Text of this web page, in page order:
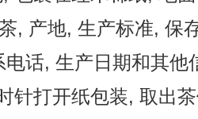
普洱茶产品
普洱茶减肥
普洱茶美容
, 产地, 生产标准, 保
话, 生产日期和其他
针打开纸包装, 取出